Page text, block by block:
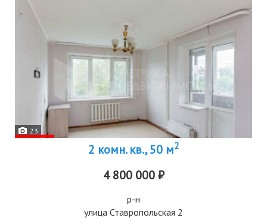
23
2 комн. кв., 50 м2
4 800 000 ₽
р-н
улица Ставропольская 2